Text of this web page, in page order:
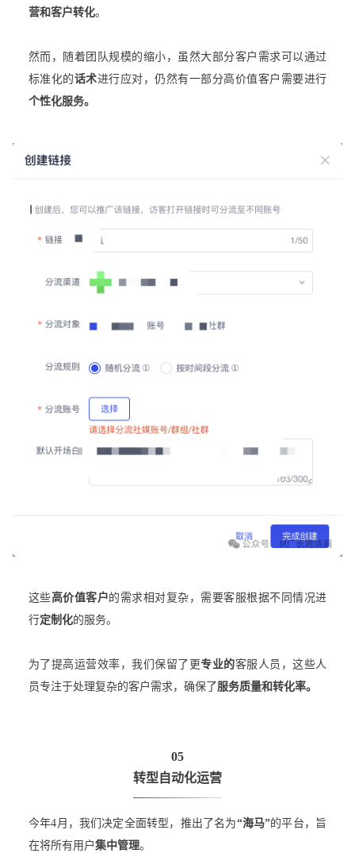
营和客户转化。
然而，随着团队规模的缩小，虽然大部分客户需求可以通过
标准化的话术进行应对，仍然有一部分高价值客户需要进行
个性化服务。
这些高价值客户的需求相对复杂，需要客服根据不同情况进
行定制化的服务。
为了提高运营效率，我们保留了更专业的客服人员，这些人
员专注于处理复杂的客户需求，确保了 服务质量和转化率。
05
转型自动化运营
今年4月，我们决定全面转型，推出了名为“海马”的平台，旨
在将所有用户集中管理。